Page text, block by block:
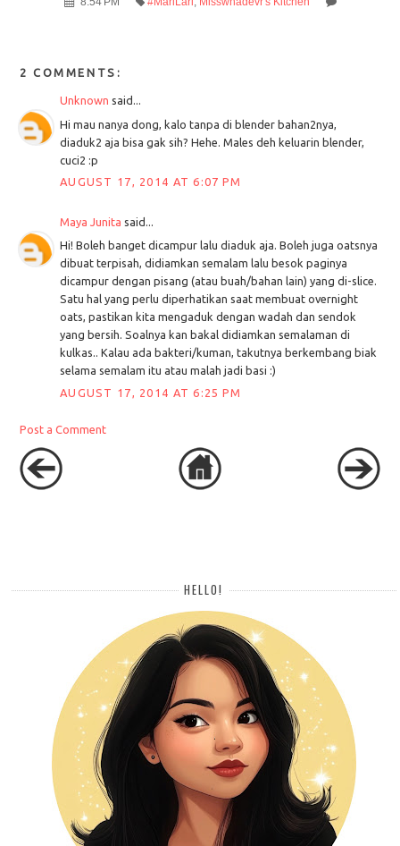
2 COMMENTS:
Unknown said...
Hi mau nanya dong, kalo tanpa di blender bahan2nya,
diaduk2 aja bisa gak sih? Hehe. Males deh keluarin blender,
cuci2 :p
AUGUST 17, 2014 AT 6:07 PM
Maya Junita said...
Hi! Boleh banget dicampur lalu diaduk aja. Boleh juga oatsnya
dibuat terpisah, didiamkan semalam lalu besok paginya
dicampur dengan pisang (atau buah/bahan lain) yang di-slice.
Satu hal yang perlu diperhatikan saat membuat overnight
oats, pastikan kita mengaduk dengan wadah dan sendok
yang bersih. Soalnya kan bakal didiamkan semalaman di
kulkas.. Kalau ada bakteri/kuman, takutnya berkembang biak
selama semalam itu atau malah jadi basi :)
AUGUST 17, 2014 AT 6:25 PM
Post a Comment
HELLO!